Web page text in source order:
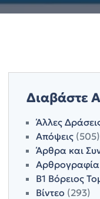
Διαβάστε
Άλλες
Απόψεις(505)
Άρθρα και
Αρθρογραφία
Β1 Βόρειος
Βίντεο (293)